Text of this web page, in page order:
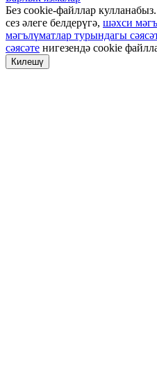
Без cookie-файллар
сез әлеге белдерүгә, шәхси
мәгълүматлар турындагы
сәясәте нигезендә cookie
Килешү